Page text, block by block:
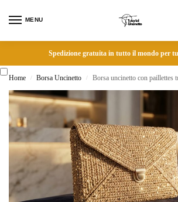
MENU
Spedizione gratuita in tutto il mondo per
Home / Borsa Uncinetto / Borsa uncinetto con paillettes tutorial: